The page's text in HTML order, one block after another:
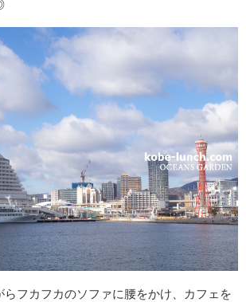
らフカフカのソファに腰をかけ、カフェを